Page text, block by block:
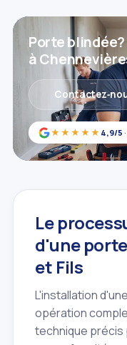
★★★★★ 4,9/5
Porte
à
Le
d'une
et Fils
L'installation
opération
technique